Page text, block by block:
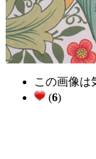
この画像
(6)